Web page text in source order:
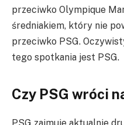
przeciwko Olympique
średniakiem, który nie
przeciwko PSG.
tego spotkania jest PSG.
Czy PSG wróci